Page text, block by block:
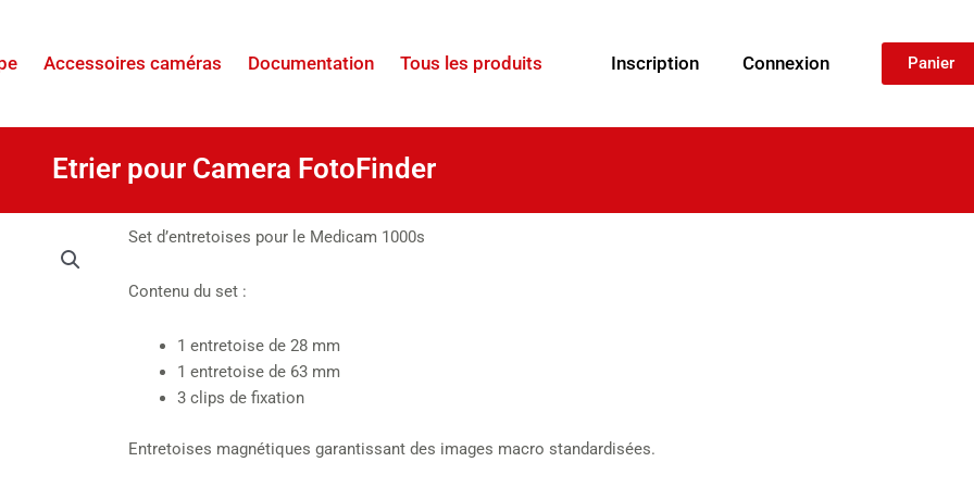
Accessoires caméras Documentation Tous les produits Inscription Connexion Panier
Etrier pour Camera FotoFinder
Set d’entretoises pour le Medicam 1000s
Contenu du set :
1 entretoise de 28 mm
1 entretoise de 63 mm
3 clips de fixation
Entretoises magnétiques garantissant des images macro standardisées.